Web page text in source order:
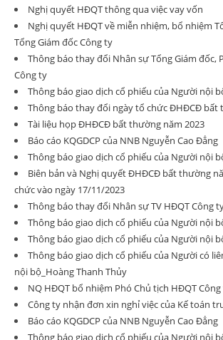
Nghị quyết HĐQT thông qua việc vay vốn
Nghị quyết HĐQT về miễn nhiệm, bổ nhiệm
Tổng Giám đốc Công ty
Thông báo thay đổi Nhân sự Tổng Giám đốc,
Công ty
Thông báo giao dịch cổ phiếu của Người nội
Thông báo thay đổi ngày tổ chức ĐHĐCĐ bất
Tài liệu họp ĐHĐCĐ bất thường năm 2023
Báo cáo KQGDCP của NNB Nguyễn Cao Đẳng
Thông báo giao dịch cổ phiếu của Người nội
Biên bản và Nghị quyết ĐHĐCĐ bất thường
chức vào ngày 17/11/2023
Thông báo thay đổi Nhân sự TV HĐQT Công
Thông báo giao dịch cổ phiếu của Người nội
Thông báo giao dịch cổ phiếu của Người nội
Thông báo giao dịch cổ phiếu của Người có
nội bộ_Hoàng Thanh Thủy
NQ HĐQT bổ nhiệm Phó Chủ tịch HĐQT
Công ty nhận đơn xin nghỉ việc của Kế toán
Báo cáo KQGDCP của NNB Nguyễn Cao Đẳng
Thông báo giao dịch cổ phiếu của Người nội